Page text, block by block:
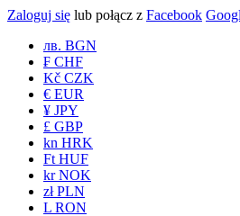
Zaloguj się lub połącz z Facebook
лв. BGN
₣ CHF
Kč CZK
€ EUR
¥ JPY
£ GBP
kn HRK
Ft HUF
kr NOK
zł PLN
L RON